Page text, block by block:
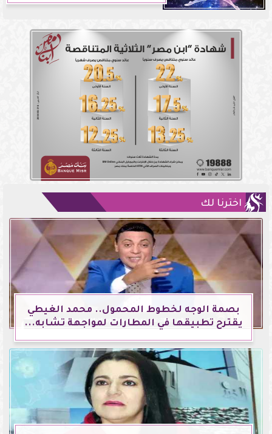
اخترنا لك
بصمة الوجه لخطوط المحمول.. محمد الغيطي
يقترح تطبيقها في المطارات لمواجهة تشابه...